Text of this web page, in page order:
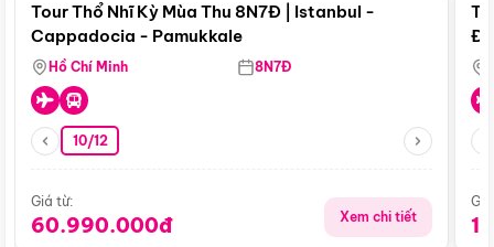
Tour Thổ Nhĩ Kỳ Mùa Thu 8N7Đ | Istanbul -
Cappadocia - Pamukkale
Hồ Chí Minh 8N7Đ
10/12
Giá từ:
60.990.000đ Xem chi tiết